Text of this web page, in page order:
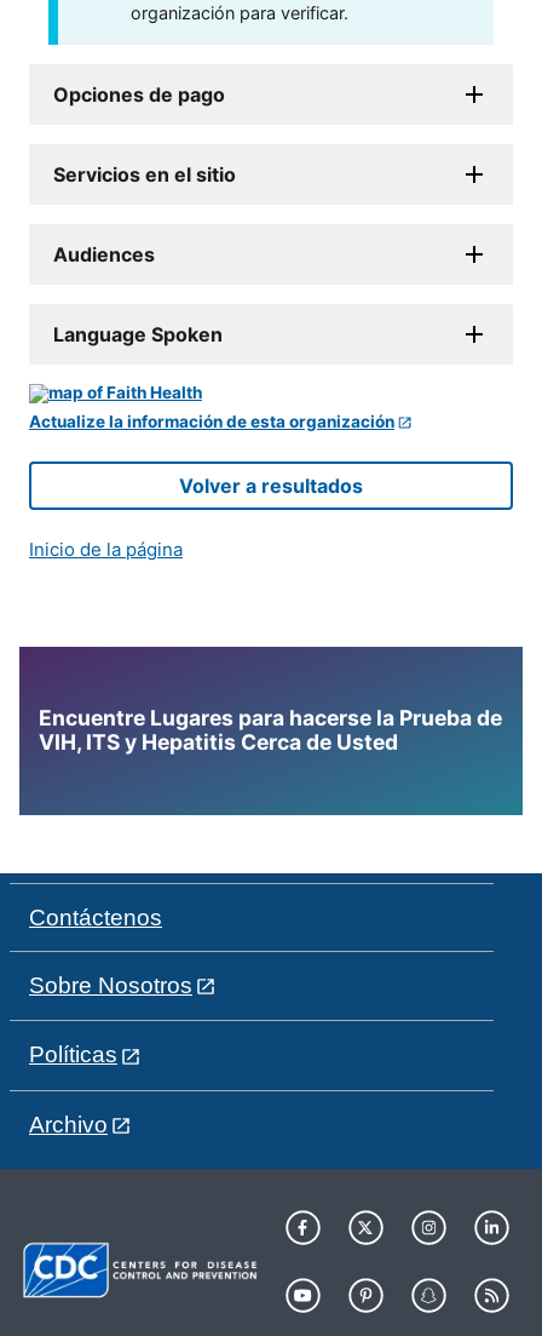
organización para verificar.
Opciones de pago
Servicios en el sitio
Audiences
Language Spoken
Actualize la información de esta organización
Volver a resultados
Inicio de la página
Encuentre Lugares para hacerse la Prueba de
VIH, ITS y Hepatitis Cerca de Usted
Contáctenos
Sobre Nosotros
Políticas
Archivo